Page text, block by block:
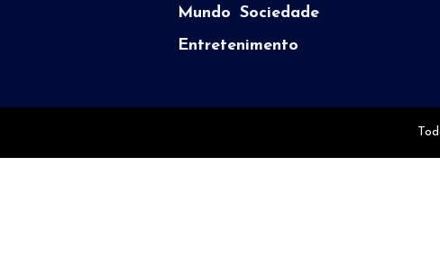
Mundo Sociedade
Entretenimento